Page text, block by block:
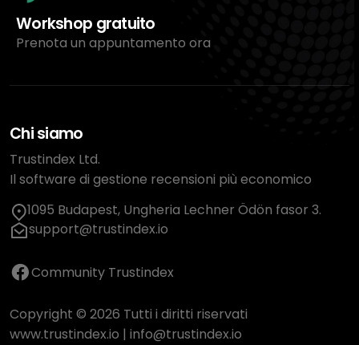
Workshop gratuito
Prenota un appuntamento ora
Chi siamo
Trustindex Ltd.
Il software di gestione recensioni più economico
1095 Budapest, Ungheria Lechner Ödön fasor 3.
support@trustindex.io
Community Trustindex
Copyright © 2026 Tutti i diritti riservati
www.trustindex.io | info@trustindex.io